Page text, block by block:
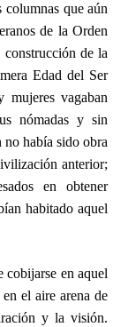
columnas que aún
de la Orden
de la
Edad del Ser
vagaban
nómadas y sin
no había sido obra
anterior;
en obtener
habitado aquel
en aquel
el aire arena de
y la visión.